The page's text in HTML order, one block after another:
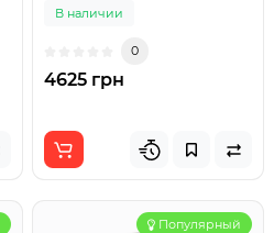
В наличии
0
4625 грн
Популярный